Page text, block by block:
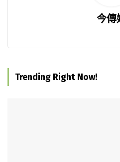
今傳
Trending Right Now!